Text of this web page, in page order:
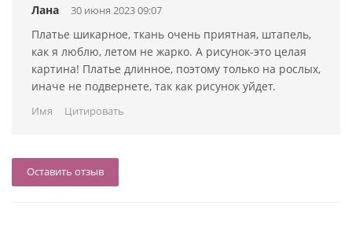
Лана 30 июня 2023 09:07
Платье шикарное, ткань очень приятная, штапель,
как я люблю, летом не жарко. А рисунок-это целая
картина! Платье длинное, поэтому только на рослых,
иначе не подвернете, так как рисунок уйдет.
Имя Цитировать
Оставить отзыв